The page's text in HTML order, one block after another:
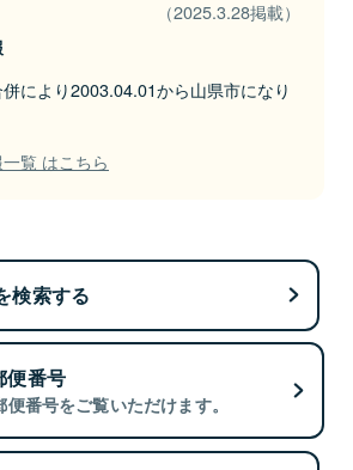
（2025.3.28掲載）
により2003.04.01から山県市になり
覧 はこちら
検索する
便番号
番号をご覧いただけます。